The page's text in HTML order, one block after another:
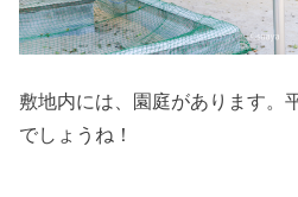
敷地内には、園庭があります。
でしょうね！